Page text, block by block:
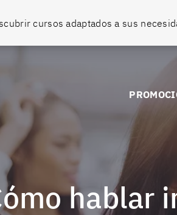
cursos adaptados a sus
Cómo